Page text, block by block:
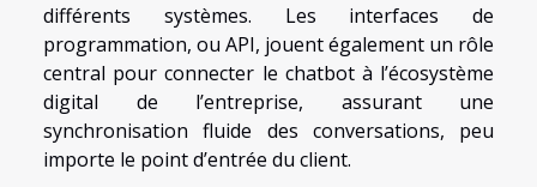
différents systèmes. Les interfaces de
programmation, ou API, jouent également un rôle
central pour connecter le chatbot à l’écosystème
digital de l’entreprise, assurant une
synchronisation fluide des conversations, peu
importe le point d’entrée du client.